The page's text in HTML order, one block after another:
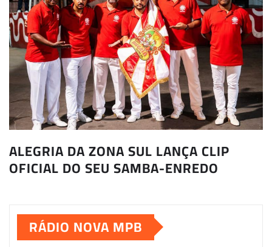
ALEGRIA DA ZONA SUL LANÇA CLIP
OFICIAL DO SEU SAMBA-ENREDO
RÁDIO NOVA MPB